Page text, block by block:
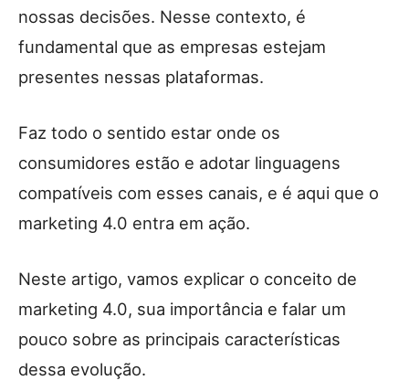
nossas decisões. Nesse contexto, é
fundamental que as empresas estejam
presentes nessas plataformas.
Faz todo o sentido estar onde os
consumidores estão e adotar linguagens
compatíveis com esses canais, e é aqui que o
marketing 4.0 entra em ação.
Neste artigo, vamos explicar o conceito de
marketing 4.0, sua importância e falar um
pouco sobre as principais características
dessa evolução.